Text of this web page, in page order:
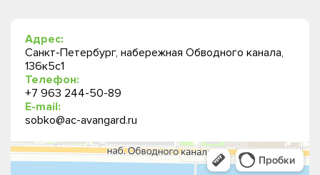
Адрес:
Санкт-Петербург, набережная Обводного канала,
136к5с1
Телефон:
+7 963 244-50-89
E-mail:
sobko@ac-avangard.ru